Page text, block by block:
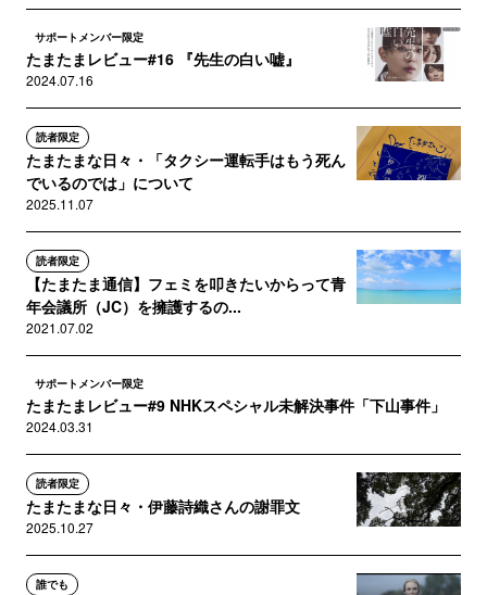
サポートメンバー限定
たまたまレビュー#16 『先生の白い嘘』
2024.07.16
読者限定
たまたまな日々・「タクシー運転手はもう死ん
でいるのでは」について
2025.11.07
読者限定
【たまたま通信】フェミを叩きたいからって青
年会議所（JC）を擁護するの...
2021.07.02
サポートメンバー限定
たまたまレビュー#9 NHKスペシャル未解決事件「下山事件」
2024.03.31
読者限定
たまたまな日々・伊藤詩織さんの謝罪文
2025.10.27
誰でも